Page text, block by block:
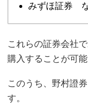
みずほ証券
これらの証券会社
購入することが可能
このうち、野村證券
す。